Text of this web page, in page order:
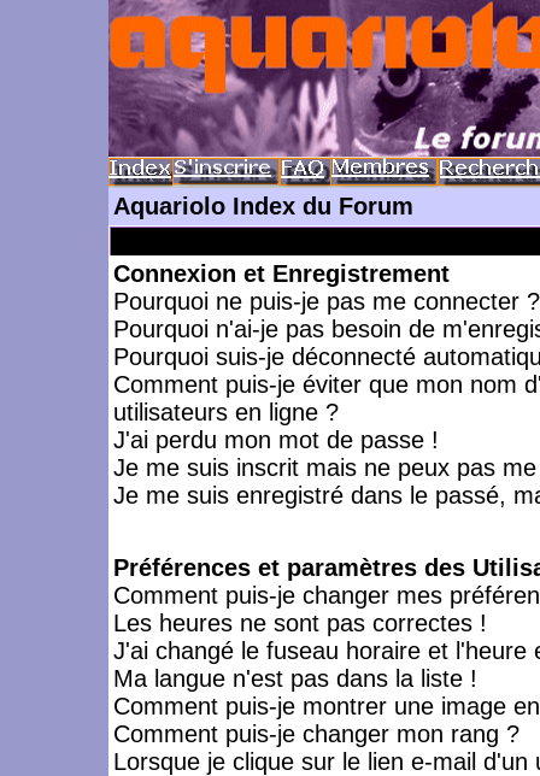
Aquariolo Index du Forum
Connexion et Enregistrement
Pourquoi ne puis-je pas me connecter ?
Pourquoi n'ai-je pas besoin de
Pourquoi suis-je déconnecté
Comment puis-je éviter que mon nom
utilisateurs en ligne ?
J'ai perdu mon mot de passe !
Je me suis inscrit mais ne peux pas
Je me suis enregistré dans le passé,
Préférences et paramètres des
Comment puis-je changer mes
Les heures ne sont pas correctes !
J'ai changé le fuseau horaire et l'heure
Ma langue n'est pas dans la liste !
Comment puis-je montrer une image
Comment puis-je changer mon rang ?
Lorsque je clique sur le lien e-mail